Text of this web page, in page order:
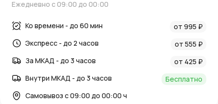
Ежедневно с 09:00 до 00:00
Ко времени - до 60 мин
от 995 ₽
Экспресс - до 2 часов
от 555 ₽
За МКАД - до 3 часов
от 425 ₽
Внутри МКАД - до 3 часов
Бесплатно
Самовывоз с 09:00 до 00:00 ч